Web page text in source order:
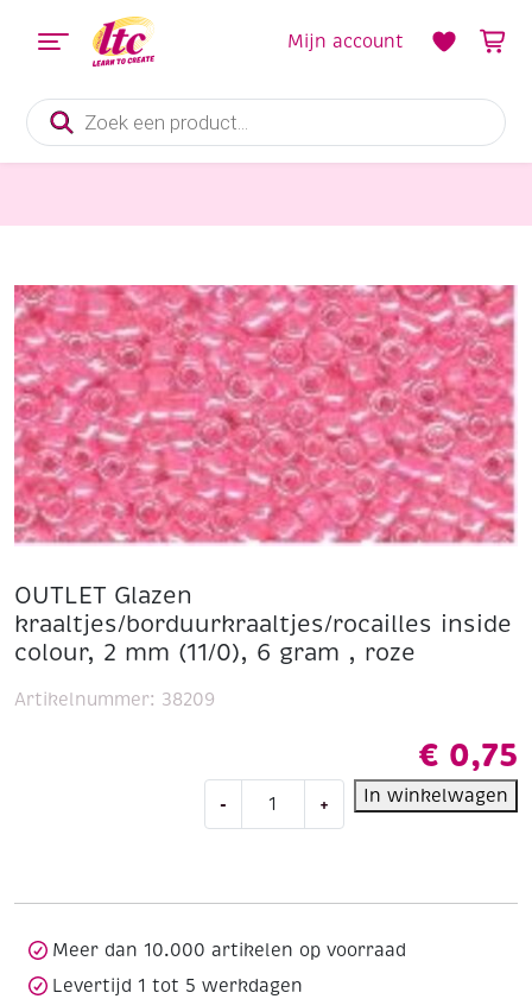
Producten
zoeken
Mijn account
OUTLET Glazen
kraaltjes/borduurkraaltjes/rocailles inside
colour, 2 mm (11/0), 6 gram , roze
€ 0,75
-
mm
(11/0),
+ In winkelwagen
Artikelnummer: 38209
Meer dan 10.000 artikelen op voorraad
Levertijd 1 tot 5 werkdagen